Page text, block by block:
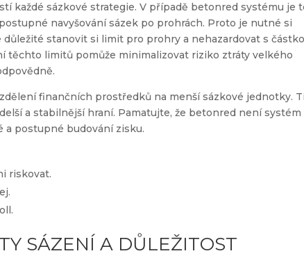
každé sázkové strategie. V případě betonred systému je
navyšování sázek po prohrách. Proto je nutné si
stanovit si limit pro prohry a nehazardovat s
těchto limitů pomůže minimalizovat riziko ztráty velkého
finančních prostředků na menší sázkové jednotky.
a stabilnější hraní. Pamatujte, že betonred není systém
a postupné budování zisku.
riskovat.
SÁZENÍ A DŮLEŽITOST